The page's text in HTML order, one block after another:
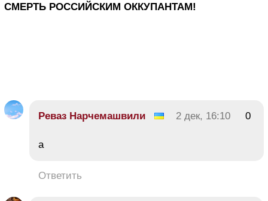
СМЕРТЬ РОССИЙСКИМ ОККУПАНТАМ!
Реваз Нарчемашвили 2 дек, 16:10 0
а
Ответить